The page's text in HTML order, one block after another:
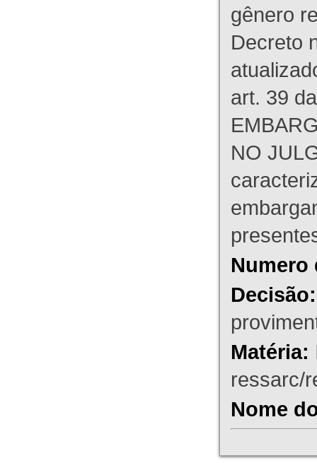
gênero
Decreto
art. 39
NO
Numero
Decisão:
Matéria:
ressarc/
Nome